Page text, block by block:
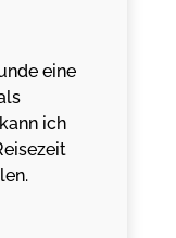
eine
ich